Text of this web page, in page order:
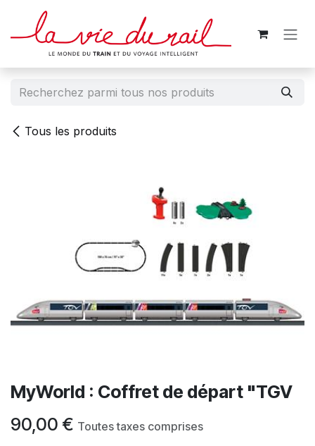
Se rendre au contenu
Tous les produits
MyWorld : Coffret de départ "TGV
90,00 € Toutes taxes comprises